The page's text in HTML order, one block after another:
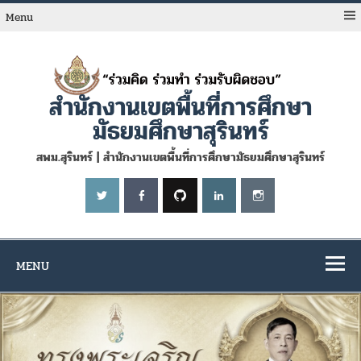
Skip
toMenu
สำนักงานเขตพื้นที่การศึกษา
มัธยมศึกษาสุรินทร์
สพม.สุรินทร์ | สำนักงานเขตพื้นที่การศึกษามัธยมศึกษาสุรินทร์
MENU